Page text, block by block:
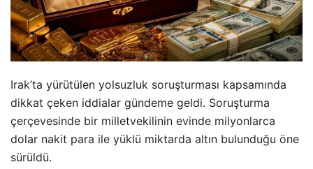
Irak’ta yürütülen yolsuzluk soruşturması kapsamında
dikkat çeken iddialar gündeme geldi. Soruşturma
çerçevesinde bir milletvekilinin evinde milyonlarca
dolar nakit para ile yüklü miktarda altın bulunduğu öne
sürüldü.